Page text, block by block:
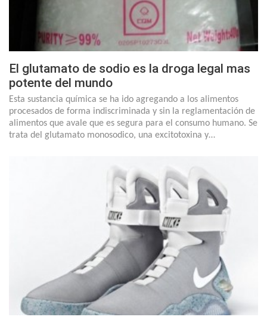
El glutamato de sodio es la droga legal mas
potente del mundo
Esta sustancia química se ha ido agregando a los alimentos
procesados de forma indiscriminada y sin la reglamentación de
alimentos que avale que es segura para el consumo humano. Se
trata del glutamato monosodico, una excitotoxina y…